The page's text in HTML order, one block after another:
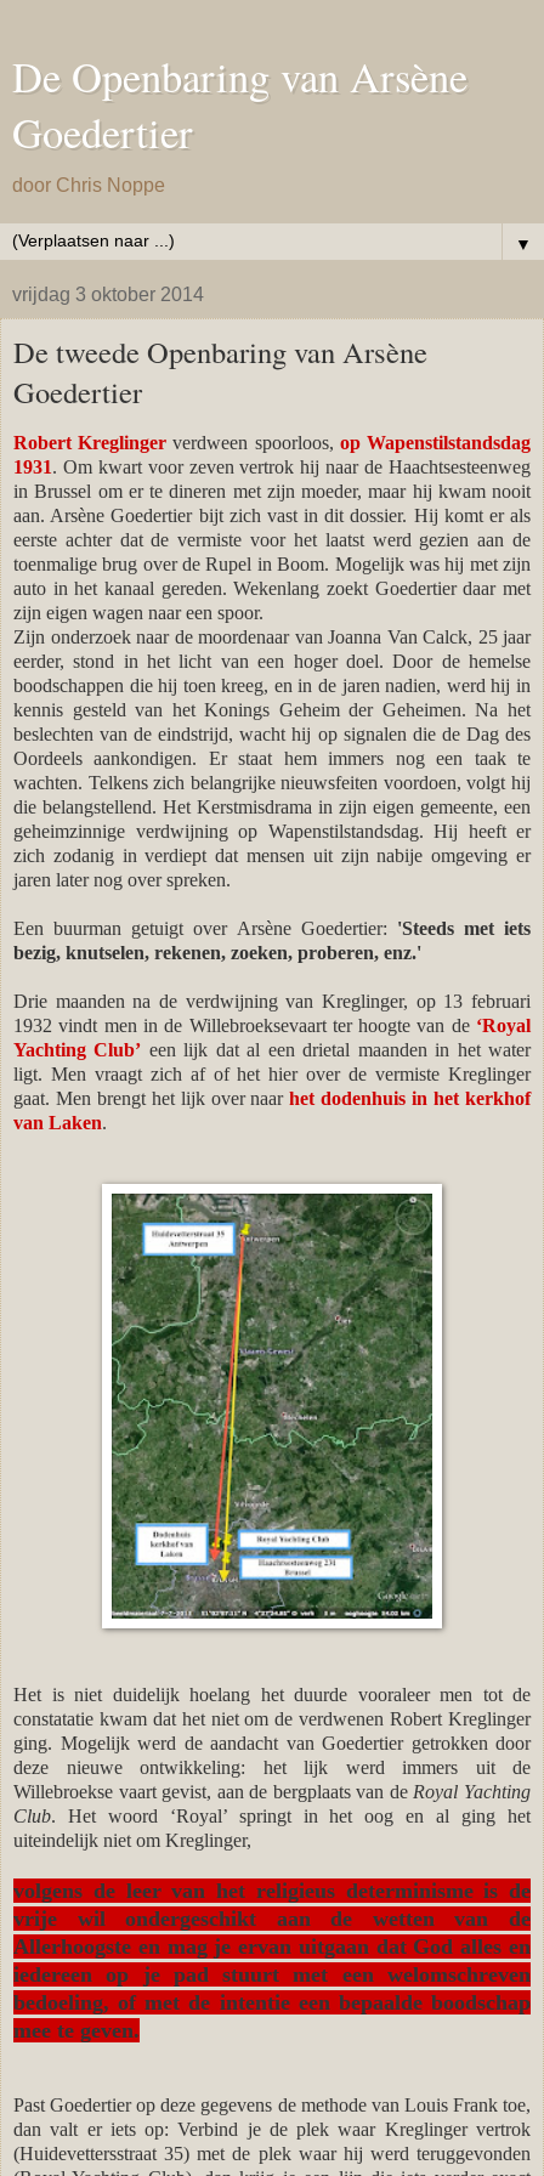
De Openbaring van Arsène
Goedertier
door Chris Noppe
▼
vrijdag 3 oktober 2014
De tweede Openbaring van Arsène
Goedertier
Robert Kreglinger verdween spoorloos, op Wapenstilstandsdag
1931. Om kwart voor zeven vertrok hij naar de Haachtsesteenweg
in Brussel om er te dineren met zijn moeder, maar hij kwam nooit
aan. Arsène Goedertier bijt zich vast in dit dossier. Hij komt er als
eerste achter dat de vermiste voor het laatst werd gezien aan de
toenmalige brug over de Rupel in Boom. Mogelijk was hij met zijn
auto in het kanaal gereden. Wekenlang zoekt Goedertier daar met
zijn eigen wagen naar een spoor.
Zijn onderzoek naar de moordenaar van Joanna Van Calck, 25 jaar
eerder, stond in het licht van een hoger doel. Door de hemelse
boodschappen die hij toen kreeg, en in de jaren nadien, werd hij in
kennis gesteld van het Konings Geheim der Geheimen. Na het
beslechten van de eindstrijd, wacht hij op signalen die de Dag des
Oordeels aankondigen. Er staat hem immers nog een taak te
wachten. Telkens zich belangrijke nieuwsfeiten voordoen, volgt hij
die belangstellend. Het Kerstmisdrama in zijn eigen gemeente, een
geheimzinnige verdwijning op Wapenstilstandsdag. Hij heeft er
zich zodanig in verdiept dat mensen uit zijn nabije omgeving er
jaren later nog over spreken.
Een buurman getuigt over Arsène Goedertier: 'Steeds met iets
bezig, knutselen, rekenen, zoeken, proberen, enz.'
Drie maanden na de verdwijning van Kreglinger, op 13 februari
1932 vindt men in de Willebroeksevaart ter hoogte van de ‘Royal
Yachting Club’ een lijk dat al een drietal maanden in het water
ligt. Men vraagt zich af of het hier over de vermiste Kreglinger
gaat. Men brengt het lijk over naarhet dodenhuis in het kerkhof
van Laken.
Het is niet duidelijk hoelang het duurde vooraleer men tot de
constatatie kwam dat het niet om de verdwenen Robert Kreglinger
ging. Mogelijk werd de aandacht van Goedertier getrokken door
deze nieuwe ontwikkeling: het lijk werd immers uit de
Willebroekse vaart gevist, aan de bergplaats van de Royal Yachting
Club. Het woord ‘Royal’ springt in het oog en al ging het
uiteindelijk niet om Kreglinger,
volgens de leer van het religieus determinisme is de
vrije wil ondergeschikt aan de wetten van de
Allerhoogste en mag je ervan uitgaan dat God alles en
iedereen op je pad stuurt met een welomschreven
bedoeling, of met de intentie een bepaalde boodschap
mee te geven.
Past Goedertier op deze gegevens de methode van Louis Frank toe,
dan valt er iets op: Verbind je de plek waar Kreglinger vertrok
(Huidevettersstraat 35) met de plek waar hij werd teruggevonden